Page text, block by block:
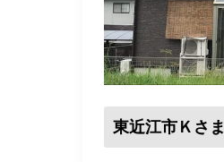
東近江市Ｋさま